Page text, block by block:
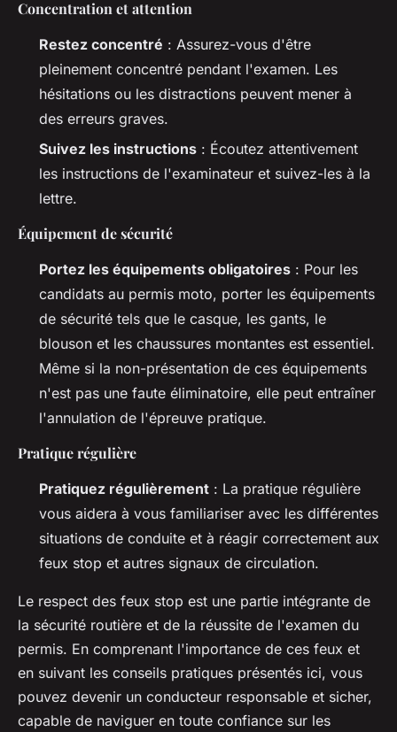
Concentration et attention
Restez concentré : Assurez-vous d'être
pleinement concentré pendant l'examen. Les
hésitations ou les distractions peuvent mener à
des erreurs graves.
Suivez les instructions : Écoutez attentivement
les instructions de l'examinateur et suivez-les à la
lettre.
Équipement de sécurité
Portez les équipements obligatoires : Pour les
candidats au permis moto, porter les équipements
de sécurité tels que le casque, les gants, le
blouson et les chaussures montantes est essentiel.
Même si la non-présentation de ces équipements
n'est pas une faute éliminatoire, elle peut entraîner
l'annulation de l'épreuve pratique.
Pratique régulière
Pratiquez régulièrement : La pratique régulière
vous aidera à vous familiariser avec les différentes
situations de conduite et à réagir correctement aux
feux stop et autres signaux de circulation.
Le respect des feux stop est une partie intégrante de
la sécurité routière et de la réussite de l'examen du
permis. En comprenant l'importance de ces feux et
en suivant les conseils pratiques présentés ici, vous
pouvez devenir un conducteur responsable et sicher,
capable de naviguer en toute confiance sur les